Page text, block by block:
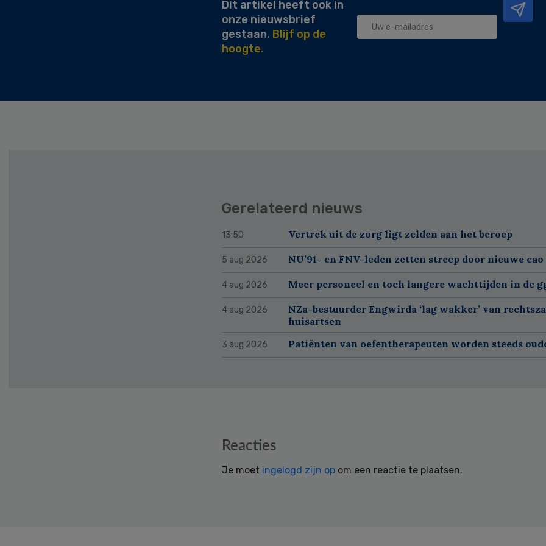
Dit artikel heeft ook in
onze nieuwsbrief
gestaan. Blijf op de
hoogte.
Gerelateerd nieuws
13:50 Vertrek uit de zorg ligt zelden aan het beroep
5 aug 2026 NU’91- en FNV-leden zetten streep door nieuwe
4 aug 2026 Meer personeel en toch langere wachttijden in de
4 aug 2026
NZa-bestuurder Engwirda ‘lag wakker’ van
huisartsen
3 aug 2026 Patiënten van oefentherapeuten worden steeds
Reacties
Je moet ingelogd zijn op om een reactie te plaatsen.